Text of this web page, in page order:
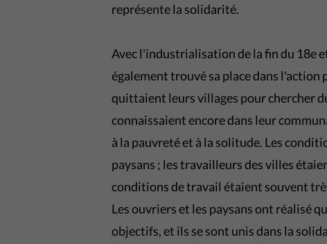
représente la solidarité.
Avec l'industrialisation de la fin du 18e
également trouvé sa place dans
quittaient leurs villages pour chercher
connaissaient encore dans leur
à la pauvreté et à la solitude. Les
paysans ; les travailleurs des villes
conditions de travail étaient souvent
Les ouvriers et les paysans ont réalisé
objectifs, et ils se sont unis dans la